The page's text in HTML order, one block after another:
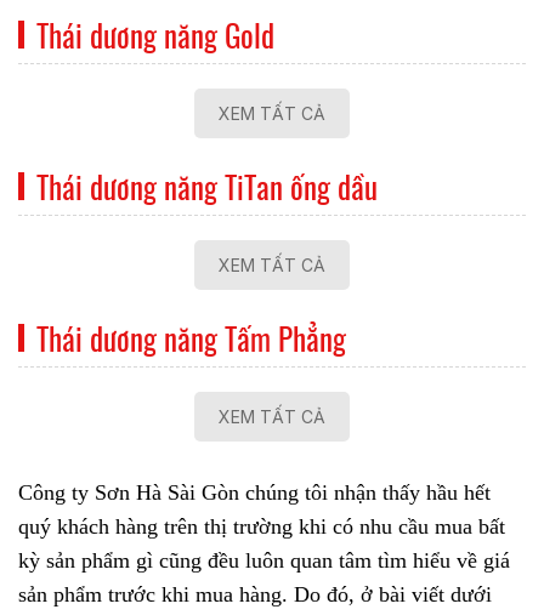
Thái dương năng Gold
XEM TẤT CẢ
Thái dương năng TiTan ống dầu
XEM TẤT CẢ
Thái dương năng Tấm Phẳng
XEM TẤT CẢ
Công ty Sơn Hà Sài Gòn chúng tôi nhận thấy hầu hết
quý khách hàng trên thị trường khi có nhu cầu mua bất
kỳ sản phẩm gì cũng đều luôn quan tâm tìm hiểu về giá
sản phẩm trước khi mua hàng. Do đó, ở bài viết dưới